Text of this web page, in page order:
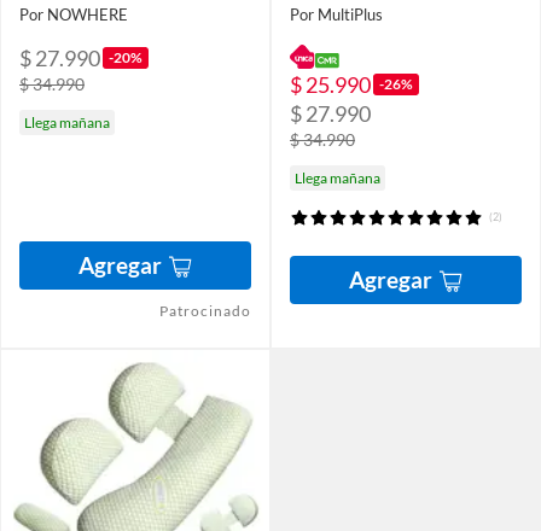
Por NOWHERE
$ 27.990 -20%
$ 34.990
Llega mañana
Agregar
Patrocinado
Por MultiPlus
$ 25.990 -26%
$ 27.990
$ 34.990
Llega mañana
(2)
Agregar